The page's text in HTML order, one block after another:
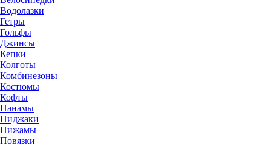
Водолазки
Гетры
Гольфы
Джинсы
Кепки
Колготы
Комбинезоны
Костюмы
Кофты
Панамы
Пиджаки
Пижамы
Повязки